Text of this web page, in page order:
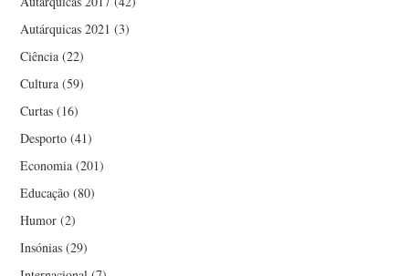
Autárquicas 2021 (3)
Ciência (22)
Cultura (59)
Curtas (16)
Desporto (41)
Economia (201)
Educação (80)
Humor (2)
Insónias (29)